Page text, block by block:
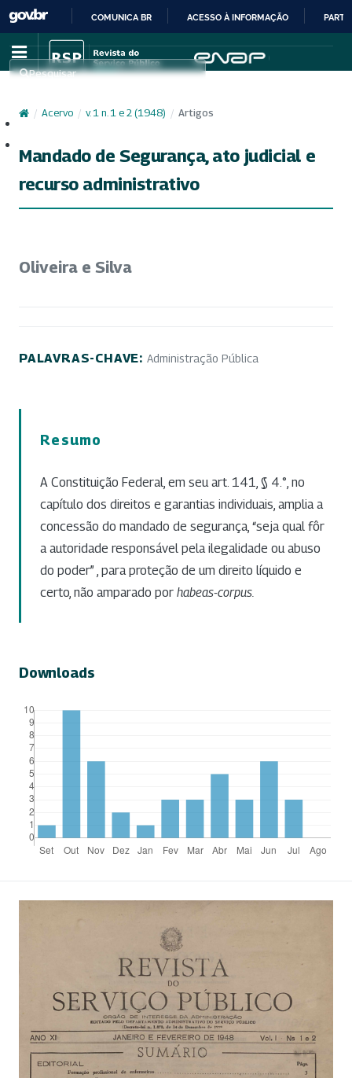
IR
PARA
CONTEÚDO
COMUNICA BR ACESSO À INFORMAÇÃO
Pesquisar
/ Acervo / v. 1 n. 1 e 2 (1948) / Artigos
Mandado de Segurança, ato judicial e
recurso administrativo
Oliveira e Silva
PALAVRAS-CHAVE: Administração Pública
Resumo
A Constituição Federal, em seu art. 141, § 4.°, no
capítulo dos direitos e garantias individuais, amplia a
concessão do mandado de segurança, “seja qual fôr
a autoridade responsável pela ilegalidade ou abuso
do poder” , para proteção de um direito líquido e
certo, não amparado por habeas-corpus.
Downloads